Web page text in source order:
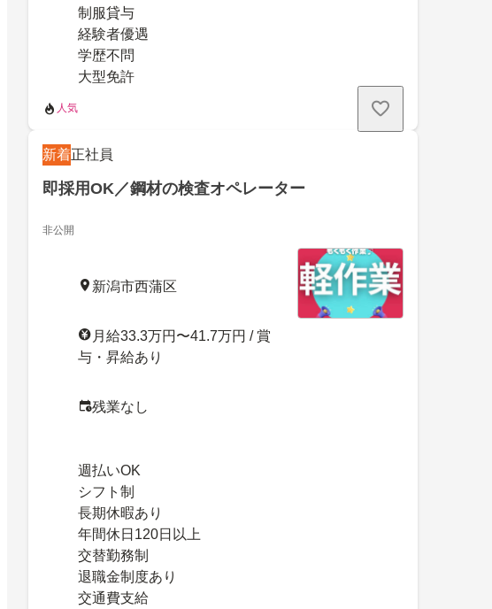
制服貸与
経験者優遇
学歴不問
大型免許
人気
新着正社員
即採用OK／鋼材の検査オペレーター
非公開
新潟市西蒲区
月給33.3万円〜41.7万円 / 賞
与・昇給あり
残業なし
週払いOK
シフト制
長期休暇あり
年間休日120日以上
交替勤務制
退職金制度あり
交通費支給